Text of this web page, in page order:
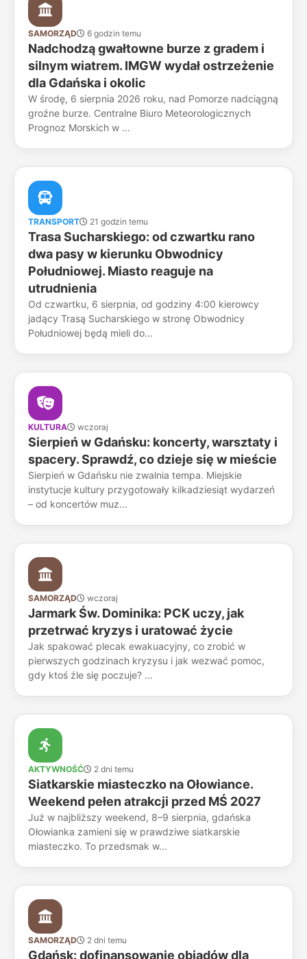
SAMORZĄD 6 godzin temu
Nadchodzą gwałtowne burze z gradem i
silnym wiatrem. IMGW wydał ostrzeżenie
dla Gdańska i okolic
W środę, 6 sierpnia 2026 roku, nad Pomorze nadciągną
groźne burze. Centralne Biuro Meteorologicznych
Prognoz Morskich w ...
TRANSPORT 21 godzin temu
Trasa Sucharskiego: od czwartku rano
dwa pasy w kierunku Obwodnicy
Południowej. Miasto reaguje na
utrudnienia
Od czwartku, 6 sierpnia, od godziny 4:00 kierowcy
jadący Trasą Sucharskiego w stronę Obwodnicy
Południowej będą mieli do...
KULTURA wczoraj
Sierpień w Gdańsku: koncerty, warsztaty i
spacery. Sprawdź, co dzieje się w mieście
Sierpień w Gdańsku nie zwalnia tempa. Miejskie
instytucje kultury przygotowały kilkadziesiąt wydarzeń
– od koncertów muz...
SAMORZĄD wczoraj
Jarmark Św. Dominika: PCK uczy, jak
przetrwać kryzys i uratować życie
Jak spakować plecak ewakuacyjny, co zrobić w
pierwszych godzinach kryzysu i jak wezwać pomoc,
gdy ktoś źle się poczuje? ...
AKTYWNOŚĆ 2 dni temu
Siatkarskie miasteczko na Ołowiance.
Weekend pełen atrakcji przed MŚ 2027
Już w najbliższy weekend, 8–9 sierpnia, gdańska
Ołowianka zamieni się w prawdziwe siatkarskie
miasteczko. To przedsmak w...
SAMORZĄD 2 dni temu
Gdańsk: dofinansowanie obiadów dla